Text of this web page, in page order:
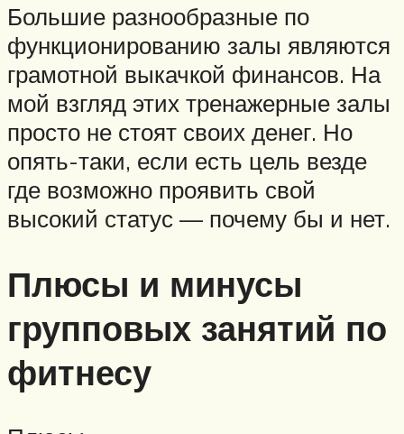
Большие разнообразные по
функционированию залы являются
грамотной выкачкой финансов. На
мой взгляд этих тренажерные залы
просто не стоят своих денег. Но
опять-таки, если есть цель везде
где возможно проявить свой
высокий статус — почему бы и нет.
Плюсы и минусы
групповых занятий по
фитнесу